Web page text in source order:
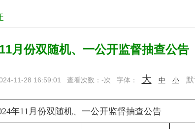
月份双随机、一公开监督抽查公告
11-28 16:59:01 查看次数： -次 字体： 大 中 小 默
年11月份双随机、一公开监督抽查公告